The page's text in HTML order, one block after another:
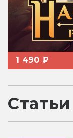
1 490 ₽
Статьи